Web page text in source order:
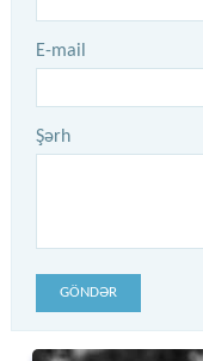
E-mail
Şərh
GÖNDƏR